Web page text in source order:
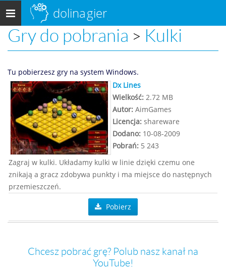
Menu
główne
dolinagier
Gry do pobrania > Kulki
Tu pobierzesz gry na system Windows.
Dx Lines
Wielkość: 2.72 MB
Autor: AimGames
Licencja: shareware
Dodano: 10-08-2009
Pobrań: 5 243
Zagraj w kulki. Układamy kulki w linie dzięki czemu one
znikają a gracz zdobywa punkty i ma miejsce do następnych
przemieszczeń.
Pobierz
Chcesz pobrać grę? Polub nasz kanał na
YouTube!